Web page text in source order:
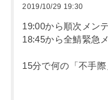
2019/10/29 19:30
19:00から順次メン
18:45から全鯖緊急
15分で何の「不手